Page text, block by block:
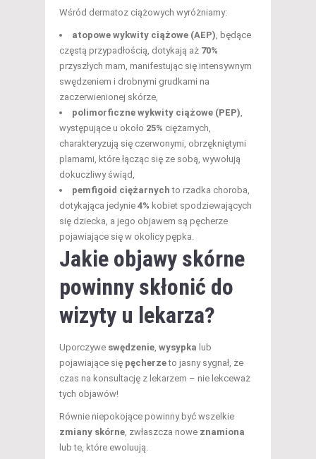
Wśród dermatoz ciążowych wyróżniamy:
atopowe wykwity ciążowe (AEP), będące
częstą przypadłością, dotykają aż 70%
przyszłych mam, manifestując się intensywnym
swędzeniem i drobnymi grudkami na
zaczerwienionej skórze,
polimorficzne wykwity ciążowe (PEP),
występujące u około 25% ciężarnych,
charakteryzują się czerwonymi, obrzękniętymi
plamami, które łącząc się ze sobą, wywołują
dokuczliwy świąd,
pemfigoid ciężarnych to rzadka choroba,
dotykająca jedynie 4% kobiet spodziewających
się dziecka, a jego objawem są pęcherze
pojawiające się w okolicy pępka.
Jakie objawy skórne
powinny skłonić do
wizyty u lekarza?
Uporczywe swędzenie, wysypka lub
pojawiające się pęcherzeto jasny sygnał, że
czas na konsultację z lekarzem – nie lekceważ
tych objawów!
Równie niepokojące powinny być wszelkie
zmiany skórne, zwłaszcza nowe znamiona
lub te, które ewoluują.